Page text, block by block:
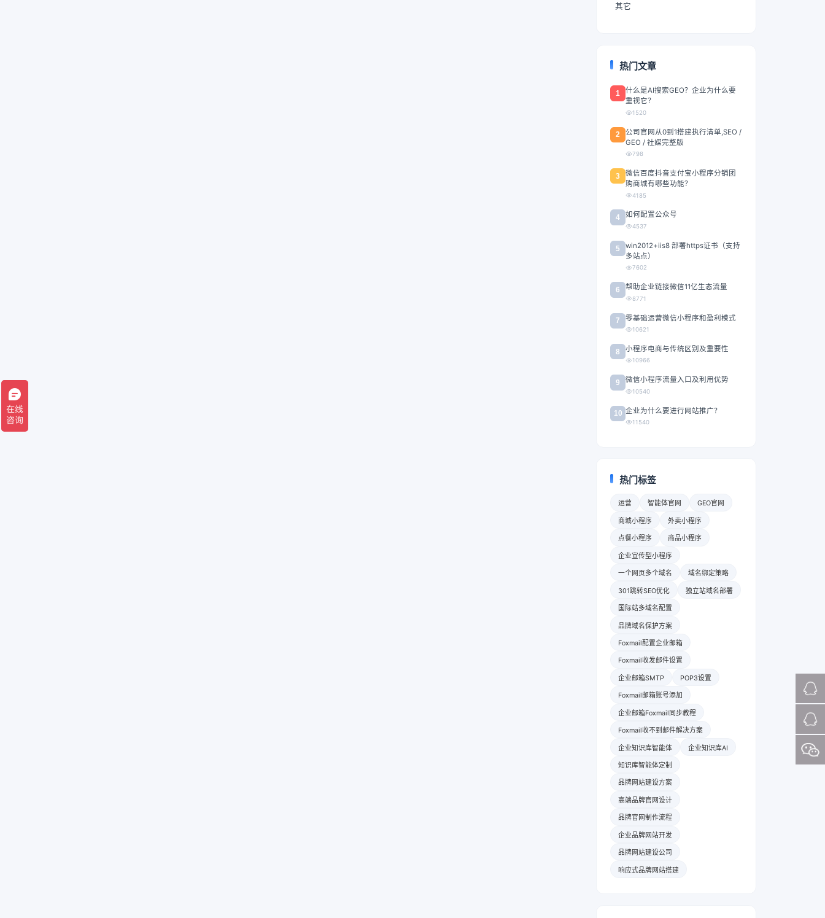
其它
热门文章
1
什么是AI搜索GEO？企业为什么要
重视它？
1520
2
公司官网从0到1搭建执行清单,SEO /
GEO / 社媒完整版
798
3
微信百度抖音支付宝小程序分销团
购商城有哪些功能？
4185
4 如何配置公众号
4537
5
win2012+iis8 部署https证书（支持
多站点）
7602
6 帮助企业链接微信11亿生态流量
8771
7 零基础运营微信小程序和盈利模式
10621
8 小程序电商与传统区别及重要性
10966
9 微信小程序流量入口及利用优势
10540
10 企业为什么要进行网站推广？
11540
热门标签
运营 智能体官网 GEO官网
商城小程序 外卖小程序
点餐小程序 商品小程序
企业宣传型小程序
一个网页多个域名 域名绑定策略
301跳转SEO优化 独立站域名部署
国际站多域名配置
品牌域名保护方案
Foxmail配置企业邮箱
Foxmail收发邮件设置
企业邮箱SMTP POP3设置
Foxmail邮箱账号添加
企业邮箱Foxmail同步教程
Foxmail收不到邮件解决方案
企业知识库智能体 企业知识库AI
知识库智能体定制
品牌网站建设方案
高端品牌官网设计
品牌官网制作流程
企业品牌网站开发
品牌网站建设公司
响应式品牌网站搭建